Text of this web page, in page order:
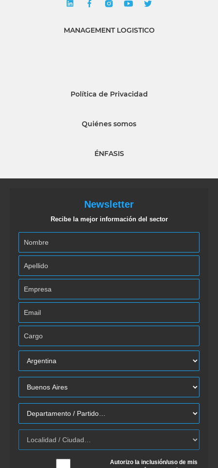
MANAGEMENT LOGISTICO
Política de Privacidad
Quiénes somos
ÉNFASIS
Newsletter
Recibe la mejor información del sector
Autorizo la inclusión/uso de mis